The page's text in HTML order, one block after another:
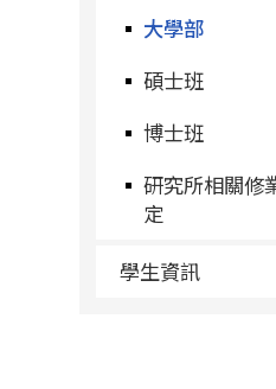
大學部
碩士班
博士班
研究所相關修
定
學生資訊